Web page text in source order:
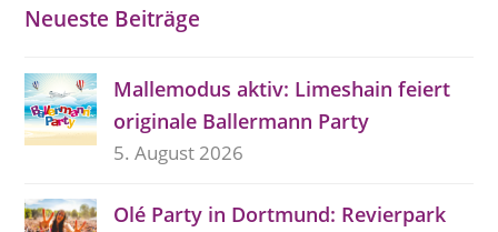
Neueste Beiträge
Mallemodus aktiv: Limeshain feiert
originale Ballermann Party
5. August 2026
Olé Party in Dortmund: Revierpark